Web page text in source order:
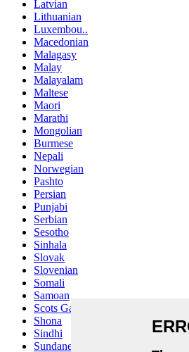
Latvian
Lithuanian
Luxembou..
Macedonian
Malagasy
Malay
Malayalam
Maltese
Maori
Marathi
Mongolian
Burmese
Nepali
Norwegian
Pashto
Persian
Punjabi
Serbian
Sesotho
Sinhala
Slovak
Slovenian
Somali
Samoan
Scots Gaelic
Shona
Sindhi
Sundanese